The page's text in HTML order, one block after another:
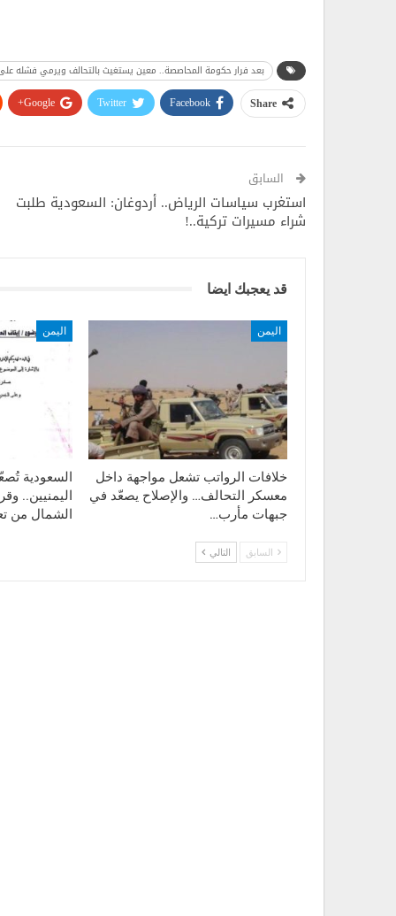
بعد فرار حكومة المحاصصة.. معين يستغيث بالتحالف ويرمي فشله
Share
Facebook
Twitter
Google+
السابق
استغرب سياسات الرياض.. أردوغان: السعودية طلبت
شراء مسيرات تركية..!
قد يعجبك ايضا
اليمن
خلافات الرواتب تشعل مواجهة داخل
معسكر التحالف… والإصلاح يصعّد في
جبهات مأرب…
اليمن
السعودية
اليمنيين..
الشمال من
السابق التالي